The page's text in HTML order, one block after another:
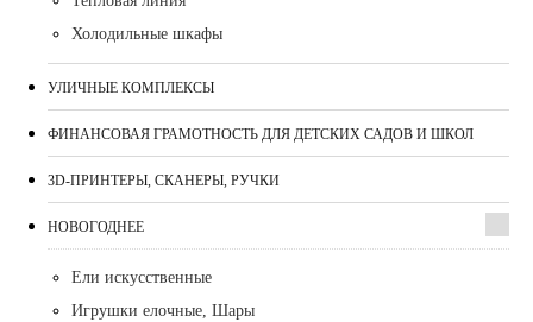
Холодильные шкафы
УЛИЧНЫЕ КОМПЛЕКСЫ
ФИНАНСОВАЯ ГРАМОТНОСТЬ ДЛЯ ДЕТСКИХ САДОВ И ШКОЛ
3D-ПРИНТЕРЫ, СКАНЕРЫ, РУЧКИ
НОВОГОДНЕЕ
Ели искусственные
Игрушки елочные, Шары